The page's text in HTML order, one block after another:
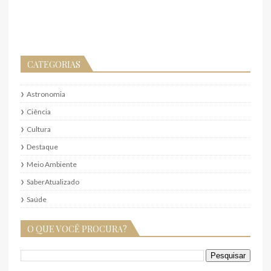
CATEGORIAS
Astronomia
Ciência
Cultura
Destaque
Meio Ambiente
SaberAtualizado
Saúde
O QUE VOCÊ PROCURA?